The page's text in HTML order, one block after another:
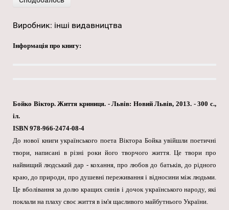
Виробник: інші видавництва
Інформація про книгу:
Бойко Віктор. Життя криниця. - Львів: Новий Львів, 2013. - 300 с.,
іл.
ISBN 978-966-2474-08-4
До нової книги українського поета Віктора Бойка увійшли поетичні
твори, написані в різні роки його творчого життя. Це твори про
найвищий людський дар - кохання, про любов до батьків, до рідного
краю, до природи, про душевні переживання і відносини між людьми.
Це вболівання за долю кращих синів і дочок українського народу, які
поклали на плаху своє життя в ім'я щасливого майбутнього України.